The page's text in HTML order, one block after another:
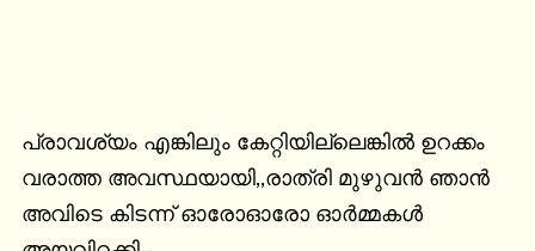
പ്രാവശ്യം എങ്കിലും കേറ്റിയില്ലെങ്കില്‍ ഉറക്കം
വരാത്ത അവസ്ഥയായി,,രാത്രി മുഴുവന്‍ ഞാന്‍
അവിടെ കിടന്ന് ഓരോഓരോ ഓര്‍മ്മകള്‍